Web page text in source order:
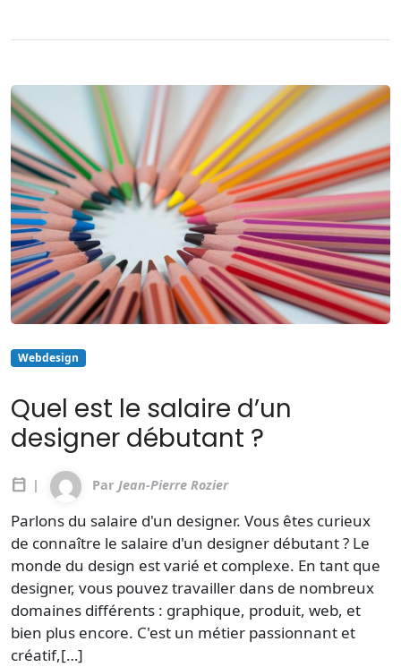
Webdesign
Quel est le salaire d’un
designer débutant ?
calendar_today | Par Jean-Pierre Rozier
Parlons du salaire d'un designer. Vous êtes curieux
de connaître le salaire d'un designer débutant ? Le
monde du design est varié et complexe. En tant que
designer, vous pouvez travailler dans de nombreux
domaines différents : graphique, produit, web, et
bien plus encore. C'est un métier passionnant et
créatif,[…]